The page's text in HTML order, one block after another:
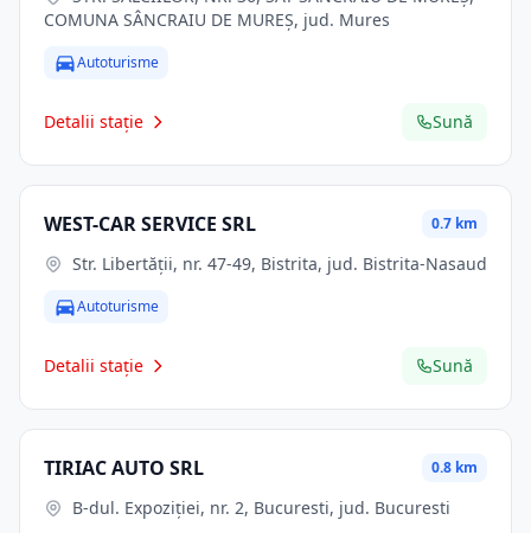
COMUNA SÂNCRAIU DE MUREȘ, jud. Mures
Autoturisme
Detalii stație Sună
WEST-CAR SERVICE SRL 0.7 km
Str. Libertăţii, nr. 47-49, Bistrita, jud. Bistrita-Nasaud
Autoturisme
Detalii stație Sună
TIRIAC AUTO SRL 0.8 km
B-dul. Expoziţiei, nr. 2, Bucuresti, jud. Bucuresti